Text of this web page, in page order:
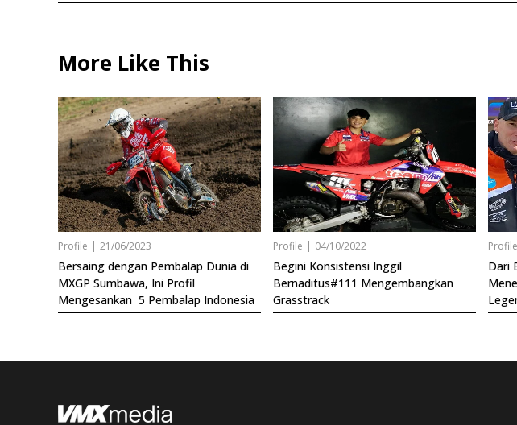
More Like This
Profile | 21/06/2023
Bersaing dengan Pembalap Dunia di
MXGP Sumbawa, Ini Profil
Mengesankan 5 Pembalap Indonesia
Profile | 04/10/2022
Begini Konsistensi Inggil
Bernaditus#111 Mengembangkan
Grasstrack
Profile
Dari